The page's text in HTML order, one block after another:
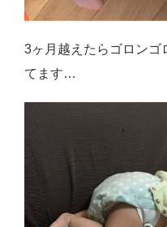
3ヶ月越えたらゴロンゴ
てます…